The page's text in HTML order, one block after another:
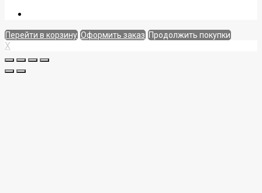
Перейти в корзину Оформить заказ Продолжить покупки
X